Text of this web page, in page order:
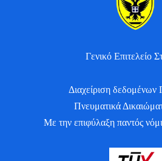
Γενικό Επιτελείο
Διαχείριση
Πνευματικά
Με την επιφύλαξη παντός